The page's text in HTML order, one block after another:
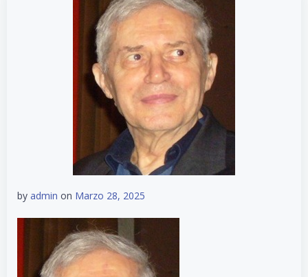
by admin on Marzo 28, 2025